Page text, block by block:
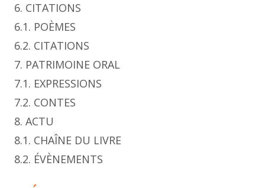
6. CITATIONS
6.1. POÈMES
6.2. CITATIONS
7. PATRIMOINE ORAL
7.1. EXPRESSIONS
7.2. CONTES
8. ACTU
8.1. CHAÎNE DU LIVRE
8.2. ÉVÈNEMENTS